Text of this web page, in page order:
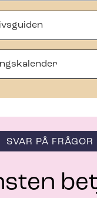
SVAR PÅ FRÅGOR